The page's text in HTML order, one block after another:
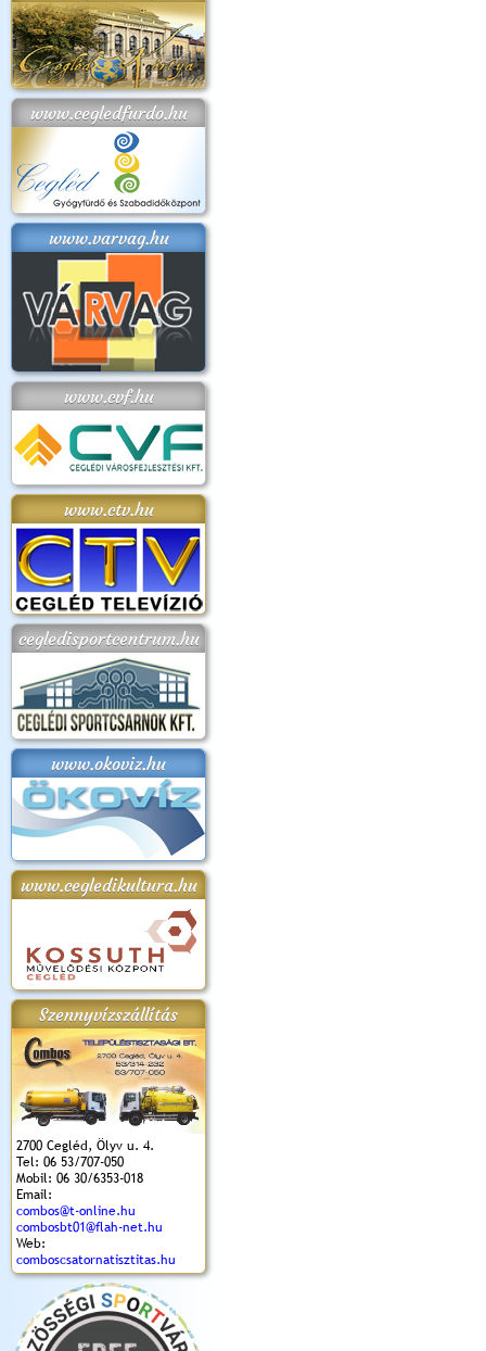
www.cegledfurdo.hu
www.varvag.hu
www.cvf.hu
www.ctv.hu
cegledisportcentrum.hu
www.okoviz.hu
www.cegledikultura.hu
Szennyvízszállítás
2700 Cegléd, Ölyv u. 4.
Tel: 06 53/707-050
Mobil: 06 30/6353-018
Email:
combos@t-online.hu
combosbt01@flah-net.hu
Web:
comboscsatornatisztitas.hu
2018.
Kossuth Toborzó
Ünnepély
Szent István Ünnepe
(2017. 08. 20.)